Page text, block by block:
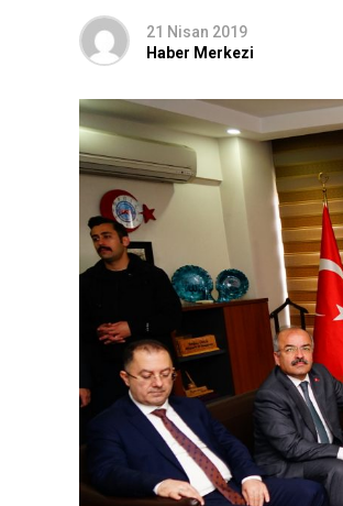
21 Nisan 2019
Haber Merkezi